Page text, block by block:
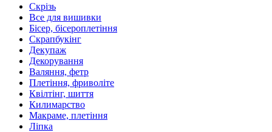
Скрізь
Все для вишивки
Бісер, бісероплетіння
Скрапбукінг
Декупаж
Декорування
Валяння, фетр
Плетіння, фриволіте
Квілтінг, шиття
Килимарство
Макраме, плетіння
Ліпка